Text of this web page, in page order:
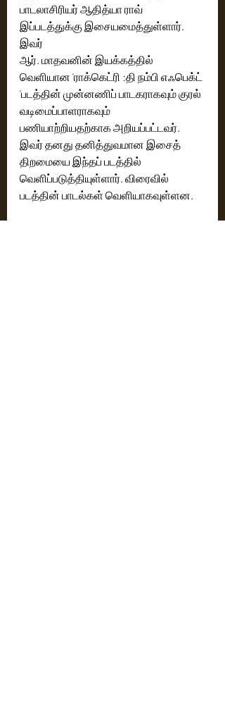
பாடலாசிரியர் ஆதித்யா ராவ்
இப்படத்துக்கு இசையமைத்துள்ளார்.
இவர்
ஆர். மாதவனின் இயக்கத்தில்
வெளியான 'ராக்கெட்ரி :தி நம்பி எஃபெக்ட்
'படத்தின் முன்னணிப் பாடகராகவும் குரல்
வடிமைப்பாளராகவும்
பணியாற்றியதற்காக அறியப்பட்டவர்.
இவர் தனது தனித்துவமான இசைத்
திறமையை இந்தப் படத்தில்
வெளிப்படுத்தியுள்ளார். விரைவில்
படத்தின் பாடல்கள் வெளியாகவுள்ளன.